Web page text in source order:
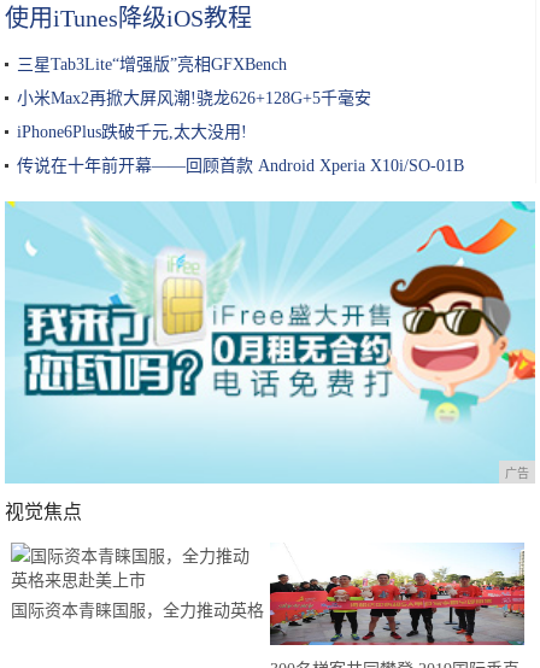
使用iTunes降级iOS教程
三星Tab3Lite“增强版”亮相GFXBench
小米Max2再掀大屏风潮!骁龙626+128G+5千毫安
iPhone6Plus跌破千元,太大没用!
传说在十年前开幕——回顾首款 Android Xperia X10i/SO-01B
广告
视觉焦点
国际资本青睐国服，全力推动英格